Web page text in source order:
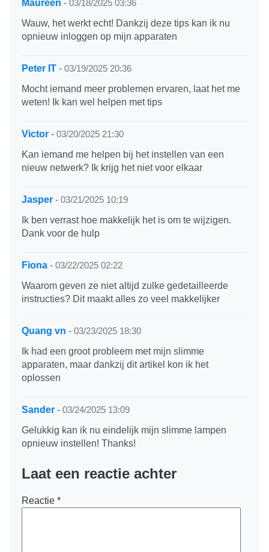
Maureen - 03/18/2025 03:36
Wauw, het werkt echt! Dankzij deze tips kan ik nu
opnieuw inloggen op mijn apparaten
Peter IT - 03/19/2025 20:36
Mocht iemand meer problemen ervaren, laat het me
weten! Ik kan wel helpen met tips
Victor - 03/20/2025 21:30
Kan iemand me helpen bij het instellen van een
nieuw netwerk? Ik krijg het niet voor elkaar
Jasper - 03/21/2025 10:19
Ik ben verrast hoe makkelijk het is om te wijzigen.
Dank voor de hulp
Fiona - 03/22/2025 02:22
Waarom geven ze niet altijd zulke gedetailleerde
instructies? Dit maakt alles zo veel makkelijker
Quang vn - 03/23/2025 18:30
Ik had een groot probleem met mijn slimme
apparaten, maar dankzij dit artikel kon ik het
oplossen
Sander - 03/24/2025 13:09
Gelukkig kan ik nu eindelijk mijn slimme lampen
opnieuw instellen! Thanks!
Laat een reactie achter
Reactie *